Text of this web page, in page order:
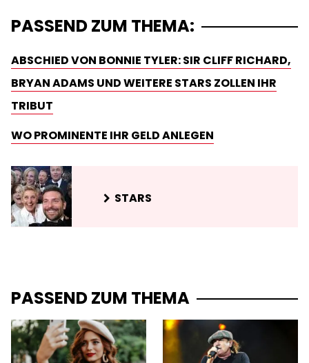
PASSEND ZUM THEMA:
ABSCHIED VON BONNIE TYLER: SIR CLIFF RICHARD,
BRYAN ADAMS UND WEITERE STARS ZOLLEN IHR
TRIBUT
WO PROMINENTE IHR GELD ANLEGEN
STARS
PASSEND ZUM THEMA